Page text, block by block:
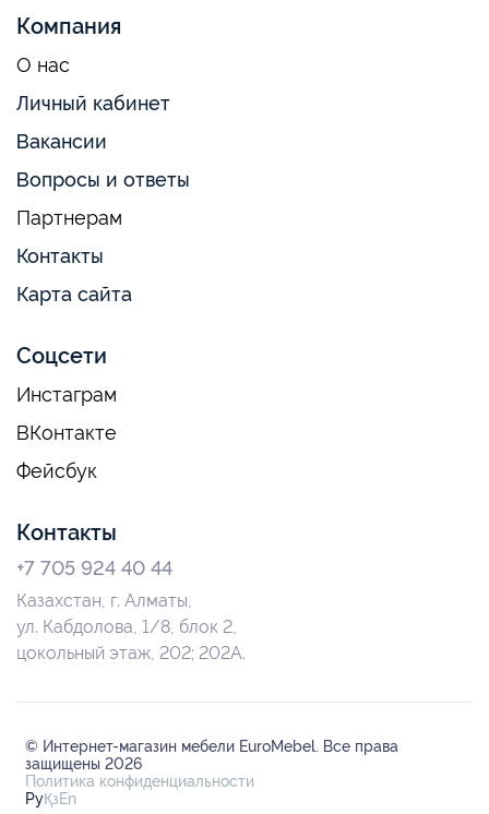
Компания
О нас
Личный кабинет
Вакансии
Вопросы и ответы
Партнерам
Контакты
Карта сайта
Соцсети
Инстаграм
ВКонтакте
Фейсбук
Контакты
+7 705 924 40 44
Казахстан, г. Алматы,
ул. Кабдолова, 1/8, блок 2,
цокольный этаж, 202; 202А.
© Интернет-магазин мебели EuroMebel. Все права
защищены 2026
Политика конфиденциальности
РуҚзEn